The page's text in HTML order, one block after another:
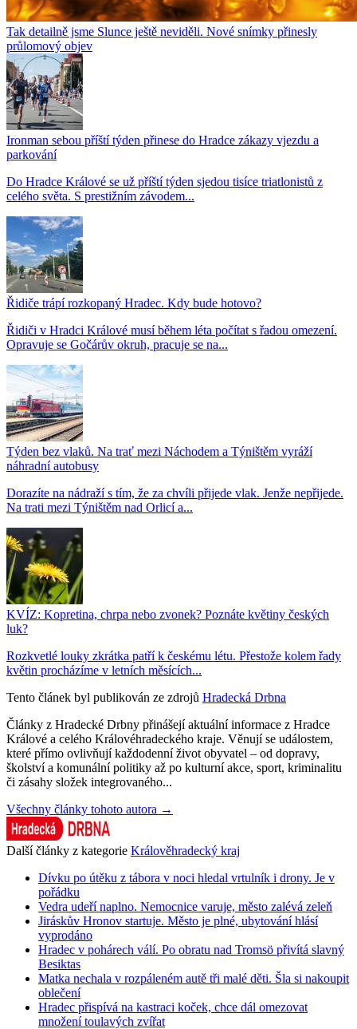
Tak detailně jsme Slunce ještě neviděli. Nové snímky přinesly
průlomový objev
Ironman sebou příští týden přinese do Hradce zákazy vjezdu a
parkování
Do Hradce Králové se už příští týden sjedou tisíce triatlonistů z
celého světa. S prestižním závodem...
Řidiče trápí rozkopaný Hradec. Kdy bude hotovo?
Řidiči v Hradci Králové musí během léta počítat s řadou omezení.
Opravuje se Gočárův okruh, pracuje se na...
Týden bez vlaků. Na trať mezi Náchodem a Týništěm vyráží
náhradní autobusy
Dorazíte na nádraží s tím, že za chvíli přijede vlak. Jenže nepřijede.
Na trati mezi Týništěm nad Orlicí a...
KVÍZ: Kopretina, chrpa nebo zvonek? Poznáte květiny českých
luk?
Rozkvetlé louky zkrátka patří k českému létu. Přestože kolem řady
květin procházíme v letních měsících...
Tento článek byl publikován ze zdrojů Hradecká Drbna
Články z Hradecké Drbny přinášejí aktuální informace z Hradce
Králové a celého Královéhradeckého kraje. Věnují se událostem,
které přímo ovlivňují každodenní život obyvatel – od dopravy,
školství a komunální politiky až po kulturní akce, sport, kriminalitu
či zásahy složek integrovaného...
Všechny články tohoto autora →
Další články z kategorie Králověhradecký kraj
Dívku po útěku z tábora v noci hledal vrtulník i drony. Je v
pořádku
Vedra udeří naplno. Nemocnice varuje, město zalévá zeleň
Jiráskův Hronov startuje. Město je plné, ubytování hlásí
vyprodáno
Hradec v pohárech válí. Po obratu nad Tromsö přivítá slavný
Besiktas
Matka nechala v rozpáleném autě tři malé děti. Šla si nakoupit
oblečení
Hradec přispívá na kastraci koček, chce dál omezovat
množení toulavých zvířat